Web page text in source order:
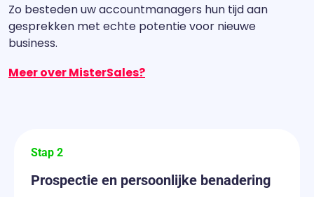
Zo besteden uw accountmanagers hun tijd aan
gesprekken met echte potentie voor nieuwe
business.
Meer over MisterSales?
Stap 2
Prospectie en persoonlijke benadering